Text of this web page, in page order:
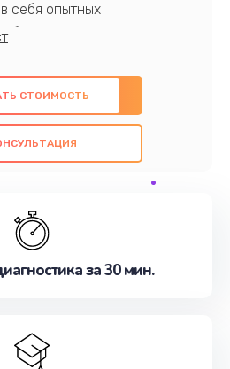
себя опытных
знаниями и
и качественный ремонт с
компонентов, а
качество всех
Наша цель - предоставить
Не медлите записаться на
СТОИМОСТЬ
за 30 мин.